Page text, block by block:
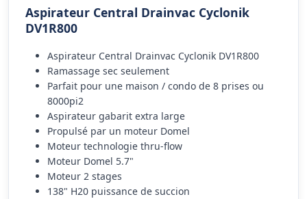
Aspirateur Central Drainvac Cyclonik
DV1R800
Aspirateur Central Drainvac Cyclonik DV1R800
Ramassage sec seulement
Parfait pour une maison / condo de 8 prises ou
8000pi2
Aspirateur gabarit extra large
Propulsé par un moteur Domel
Moteur technologie thru-flow
Moteur Domel 5.7"
Moteur 2 stages
138" H20 puissance de succion